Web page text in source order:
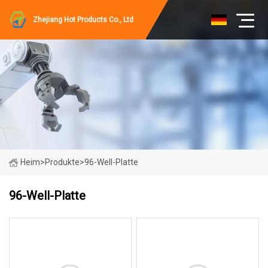
Zhejiang Hot Products Co., Ltd
Heim>Produkte>96-Well-Platte
96-Well-Platte